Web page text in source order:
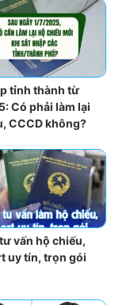
tỉnh thành từ
Có phải làm lại
CCCD không?
vấn hộ chiếu,
uy tín, trọn gói